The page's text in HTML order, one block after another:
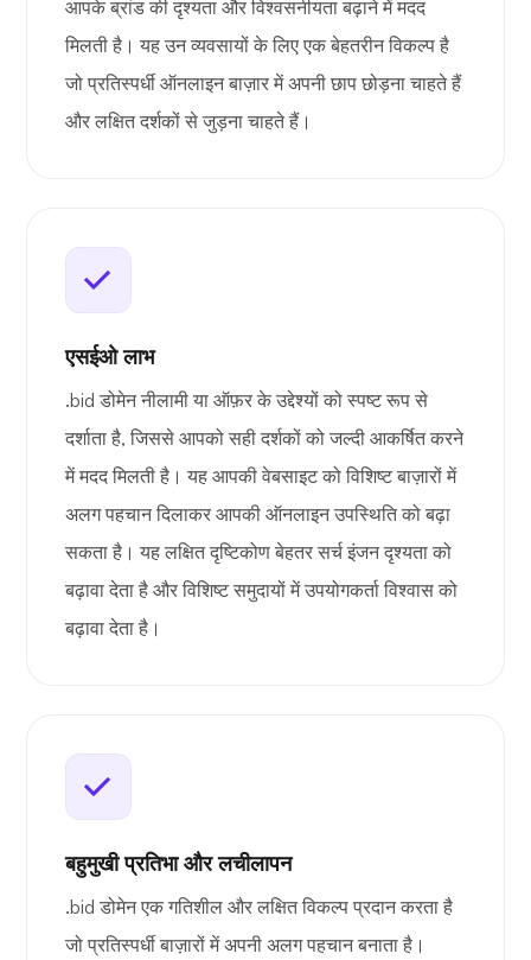
आपके ब्रांड की दृश्यता और विश्वसनीयता बढ़ाने में मदद
मिलती है। यह उन व्यवसायों के लिए एक बेहतरीन विकल्प है
जो प्रतिस्पर्धी ऑनलाइन बाज़ार में अपनी छाप छोड़ना चाहते हैं
और लक्षित दर्शकों से जुड़ना चाहते हैं।
एसईओ लाभ
.bid डोमेन नीलामी या ऑफ़र के उद्देश्यों को स्पष्ट रूप से
दर्शाता है, जिससे आपको सही दर्शकों को जल्दी आकर्षित करने
में मदद मिलती है। यह आपकी वेबसाइट को विशिष्ट बाज़ारों में
अलग पहचान दिलाकर आपकी ऑनलाइन उपस्थिति को बढ़ा
सकता है। यह लक्षित दृष्टिकोण बेहतर सर्च इंजन दृश्यता को
बढ़ावा देता है और विशिष्ट समुदायों में उपयोगकर्ता विश्वास को
बढ़ावा देता है।
बहुमुखी प्रतिभा और लचीलापन
.bid डोमेन एक गतिशील और लक्षित विकल्प प्रदान करता है
जो प्रतिस्पर्धी बाज़ारों में अपनी अलग पहचान बनाता है।